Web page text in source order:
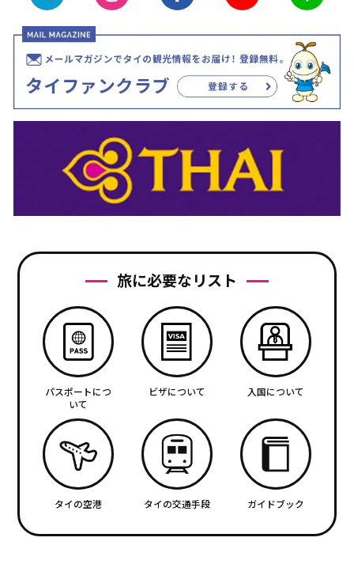
旅に必要なリスト
パスポートにつ
いて
ビザについて 入国について
タイの空港 タイの交通手段 ガイドブック